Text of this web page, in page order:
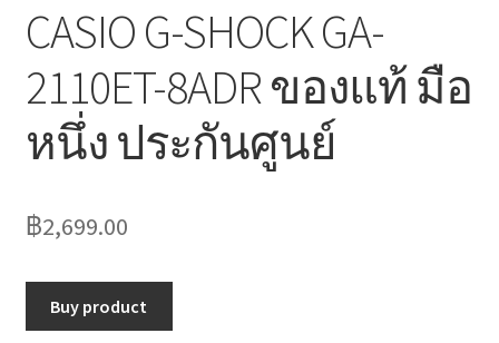
CASIO G-SHOCK GA-
2110ET-8ADR ของแท้ มือ
หนึ่ง ประกันศูนย์
฿2,699.00
Buy product